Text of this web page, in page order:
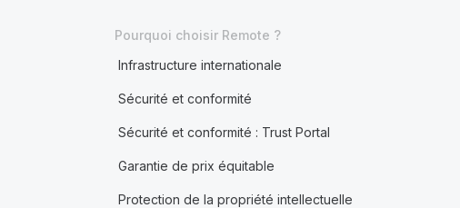
Pourquoi choisir Remote ?
Infrastructure internationale
Sécurité et conformité
Sécurité et conformité : Trust Portal
Garantie de prix équitable
Protection de la propriété intellectuelle